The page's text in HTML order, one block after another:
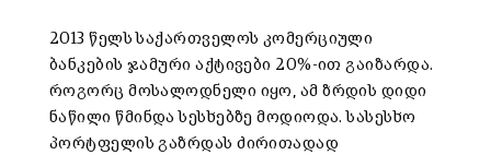
2013 წელს საქართველოს კომერციული
ბანკების ჯამური აქტივები 20%-ით გაიზარდა.
როგორც მოსალოდნელი იყო, ამ ზრდის დიდი
ნაწილი წმინდა სესხებზე მოდიოდა. სასესხო
პორტფელის გაზრდას ძირითადად